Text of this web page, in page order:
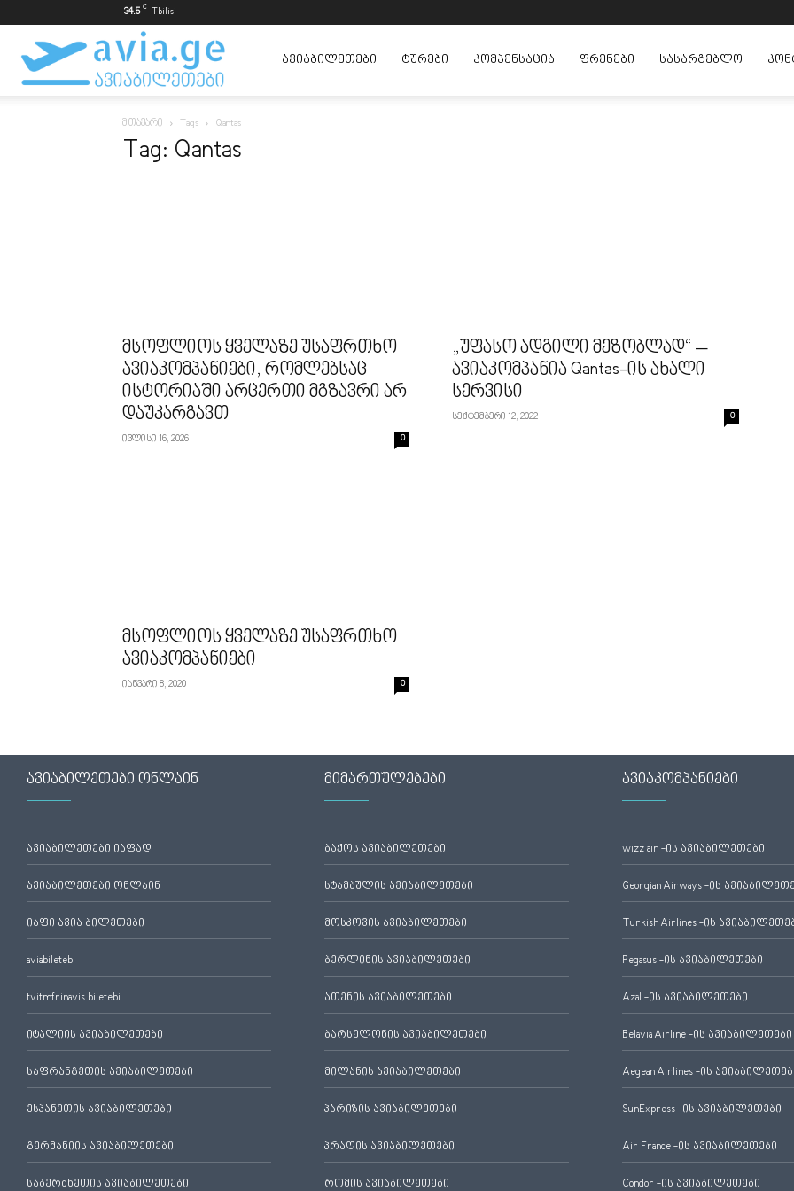
34.5 C Tbilisi
ავიაბილეთები
ყველაზე
ᲐᲕᲘᲐᲑᲘᲚᲔᲗᲔᲑᲘ ᲢᲣᲠᲔᲑᲘ ᲙᲝᲛᲞᲔᲜᲡᲐᲪᲘᲐ ᲤᲠᲔᲜᲔᲑᲘ ᲡᲐᲡᲐᲠᲒᲔᲑᲚᲝ
მთავარი Tags Qantas
Tag: Qantas
მსოფლიოს ყველაზე უსაფრთხო
ავიაკომპანიები, რომლებსაც
ისტორიაში არცერთი მგზავრი არ
დაუკარგავთ
ივლისი 16, 2026 0
„უფასო ადგილი მეზობლად“ –
ავიაკომპანია Qantas-ის ახალი
სერვისი
სექტემბერი 12, 2022 0
მსოფლიოს ყველაზე უსაფრთხო
ავიაკომპანიები
იანვარი 8, 2020 0
ავიაბილეთები ონლაინ
ავიაბილეთები იაფად
ავიაბილეთები ონლაინ
იაფი ავია ბილეთები
aviabiletebi
tvitmfrinavis biletebi
იტალიის ავიაბილეთები
საფრანგეთის ავიაბილეთები
ესპანეთის ავიაბილეთები
გერმანიის ავიაბილეთები
საბერძნეთის ავიაბილეთები
მიმართულებები
ბაქოს ავიაბილეთები
სტამბულის ავიაბილეთები
მოსკოვის ავიაბილეთები
ბერლინის ავიაბილეთები
ათენის ავიაბილეთები
ბარსელონის ავიაბილეთები
მილანის ავიაბილეთები
პარიზის ავიაბილეთები
პრაღის ავიაბილეთები
რომის ავიაბილეთები
ავიაკომპანიები
wizz air -ის ავიაბილეთები
Georgian Airways -ის
Turkish Airlines -ის
Pegasus -ის ავიაბილეთები
Azal -ის ავიაბილეთები
Belavia Airline -ის ავიაბილეთები
Aegean Airlines -ის
SunExpress -ის ავიაბილეთები
Air France -ის ავიაბილეთები
Condor -ის ავიაბილეთები